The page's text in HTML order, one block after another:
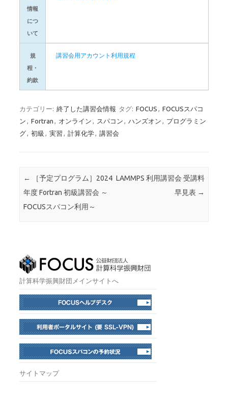
情報
につ
いて
規
程・
約款
講習会用アカウント利用規程
カテゴリー: 終了した講習会情報 タグ: FOCUS , FOCUSスパコ
ン , Fortran , オンライン , スパコン , ハンズオン , プログラミン
グ, 初級 , 実習 , 計算化学, 講習会
投稿ナビゲーション
←
［予定プログラム］2024
年度 Fortran 初級講習会 ～
FOCUSスパコン利用～
LAMMPS 利用講習会 受講料
早見表 →
計算科学振興財団メインサイトへ
サイトマップ